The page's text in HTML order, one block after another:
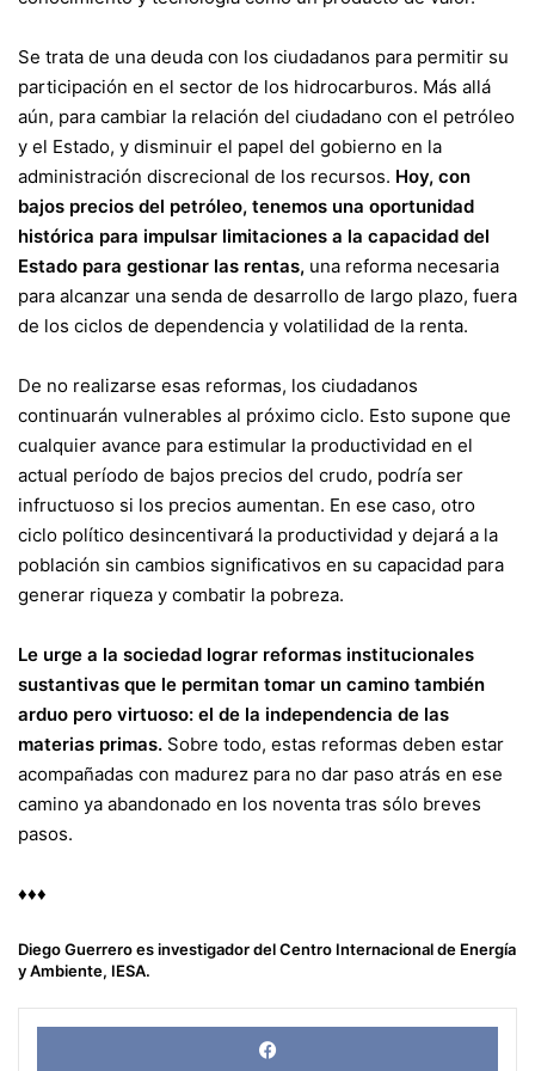
Se trata de una deuda con los ciudadanos para permitir su
participación en el sector de los hidrocarburos. Más allá
aún, para cambiar la relación del ciudadano con el petróleo
y el Estado, y disminuir el papel del gobierno en la
administración discrecional de los recursos. Hoy, con
bajos precios del petróleo, tenemos una oportunidad
histórica para impulsar limitaciones a la capacidad del
Estado para gestionar las rentas, una reforma necesaria
para alcanzar una senda de desarrollo de largo plazo, fuera
de los ciclos de dependencia y volatilidad de la renta.
De no realizarse esas reformas, los ciudadanos
continuarán vulnerables al próximo ciclo. Esto supone que
cualquier avance para estimular la productividad en el
actual período de bajos precios del crudo, podría ser
infructuoso si los precios aumentan. En ese caso, otro
ciclo político desincentivará la productividad y dejará a la
población sin cambios significativos en su capacidad para
generar riqueza y combatir la pobreza.
Le urge a la sociedad lograr reformas institucionales
sustantivas que le permitan tomar un camino también
arduo pero virtuoso: el de la independencia de las
materias primas. Sobre todo, estas reformas deben estar
acompañadas con madurez para no dar paso atrás en ese
camino ya abandonado en los noventa tras sólo breves
pasos.
♦♦♦
Diego Guerrero es investigador delCentro Internacional de Energía
y Ambiente, IESA.